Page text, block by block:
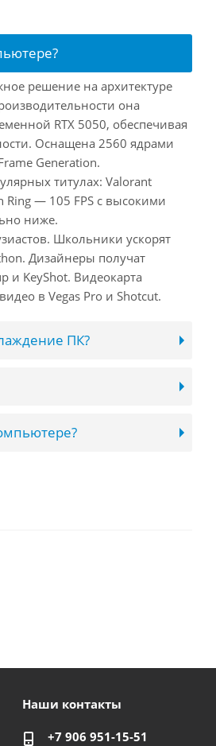
решение на архитектуре
она
RTX 5050, обеспечивая
Оснащена 2560 ядрами
Generation.
титулах: Valorant
Ring — 105 FPS с высокими
ниже.
Школьники ускорят
Дизайнеры получат
и KeyShot. Видеокарта
в Vegas Pro и Shotcut.
ПК?
Наши контакты
+7 906 951-15-51